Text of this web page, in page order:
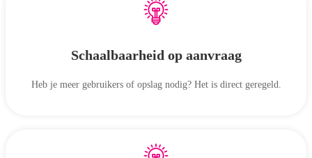
Schaalbaarheid op aanvraag
Heb je meer gebruikers of opslag nodig? Het is direct geregeld.